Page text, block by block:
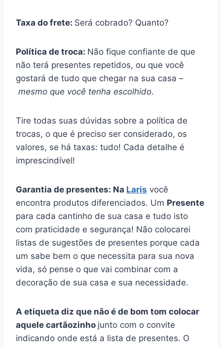
Taxa do frete: Será cobrado? Quanto?
Política de troca: Não fique confiante de que
não terá presentes repetidos, ou que você
gostará de tudo que chegar na sua casa –
mesmo que você tenha escolhido.
Tire todas suas dúvidas sobre a política de
trocas, o que é preciso ser considerado, os
valores, se há taxas: tudo! Cada detalhe é
imprescindível!
Garantia de presentes: Na Laris você
encontra produtos diferenciados. Um Presente
para cada cantinho de sua casa e tudo isto
com praticidade e segurança! Não colocarei
listas de sugestões de presentes porque cada
um sabe bem o que necessita para sua nova
vida, só pense o que vai combinar com a
decoração de sua casa e sua necessidade.
A etiqueta diz que não é de bom tom colocar
aquele cartãozinho junto com o convite
indicando onde está a lista de presentes. O